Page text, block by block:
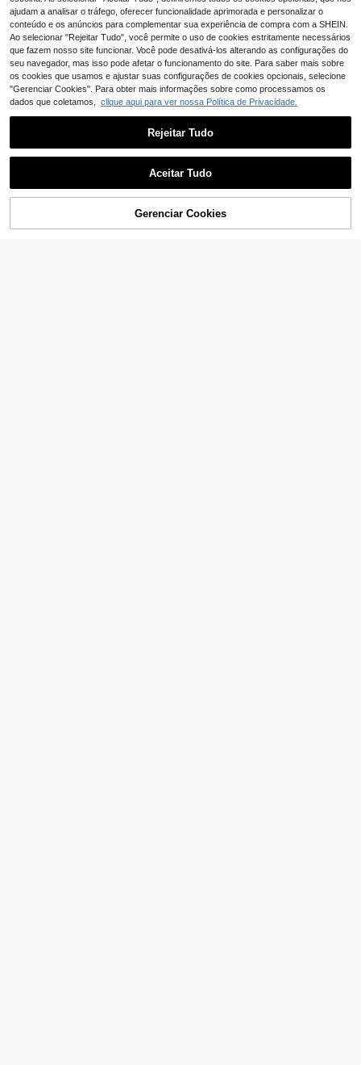
enta de Extensão de Pestanas, Esté
tica
Cantos dos Olhos, Raízes Transpar
entes, Adequados para Maquilhage
m Diária, Duradouros e Reutilizávei
s, Postiços Meia-Peça com Efeito O
lho de Gato, Estéticos
ADICIONAR AO CARRINHO
ajudam a analisar o tráfego, oferecer funcionalidade aprimorada e personalizar o
conteúdo e os anúncios para complementar sua experiência de compra com a SHEIN.
Ao selecionar "Rejeitar Tudo", você permite o uso de cookies estritamente necessários
que fazem nosso site funcionar. Você pode desativá-los alterando as configurações do
seu navegador, mas isso pode afetar o funcionamento do site. Para saber mais sobre
os cookies que usamos e ajustar suas configurações de cookies opcionais, selecione
"Gerenciar Cookies". Para obter mais informações sobre como processamos os
dados que coletamos, clique aqui para ver nossa Política de Privacidade.
Rejeitar Tudo
Aceitar Tudo
Gerenciar Cookies